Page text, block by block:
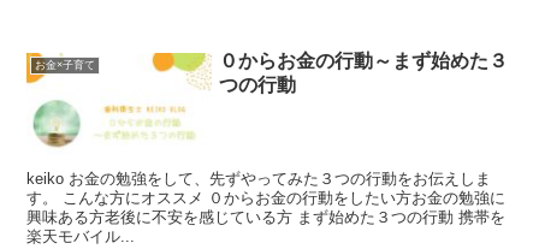
お金×子育て
０からお金の行動～まず始めた３
つの行動
keiko お金の勉強をして、先ずやってみた３つの行動をお伝えしま
す。 こんな方にオススメ ０からお金の行動をしたい方お金の勉強に
興味ある方老後に不安を感じている方 まず始めた３つの行動 携帯を
楽天モバイル...